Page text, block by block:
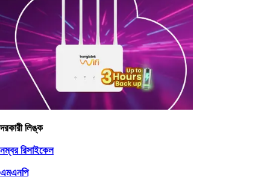
দরকারী লিঙ্ক
নম্বর রিসাইকেল
এমএনপি